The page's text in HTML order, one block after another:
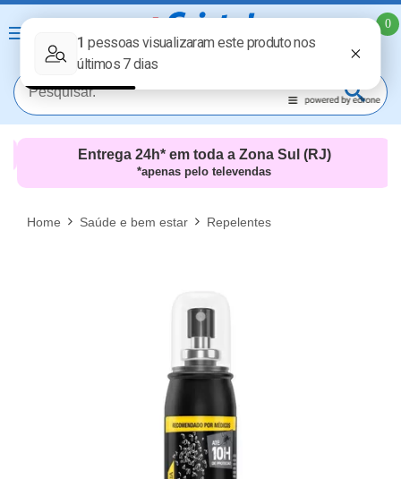
0
MAIS RESULTADOS
Entrega 24h* em toda a Zona Sul (RJ)
*apenas pelo televendas
Home Saúde e bem estar Repelentes